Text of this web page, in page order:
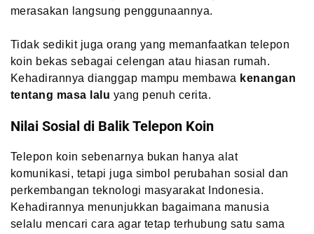
merasakan langsung penggunaannya.
Tidak sedikit juga orang yang memanfaatkan telepon
koin bekas sebagai celengan atau hiasan rumah.
Kehadirannya dianggap mampu membawa kenangan
tentang masa lalu yang penuh cerita.
Nilai Sosial di Balik Telepon Koin
Telepon koin sebenarnya bukan hanya alat
komunikasi, tetapi juga simbol perubahan sosial dan
perkembangan teknologi masyarakat Indonesia.
Kehadirannya menunjukkan bagaimana manusia
selalu mencari cara agar tetap terhubung satu sama